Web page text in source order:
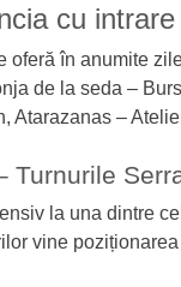
cu
oferă în anumite
de la seda –
Atarazanas –
Turnurile
la una dintre
vine